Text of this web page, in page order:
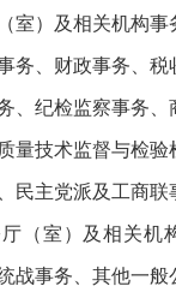
室）及相关机构
务、财政事务、
、纪检监察事务
量技术监督与检
民主党派及工商
（室）及相关机
战事务、其他一